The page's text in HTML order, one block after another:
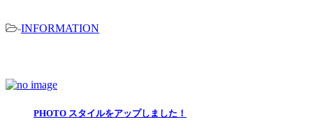
-INFORMATION
PHOTO スタイルをアップしました！